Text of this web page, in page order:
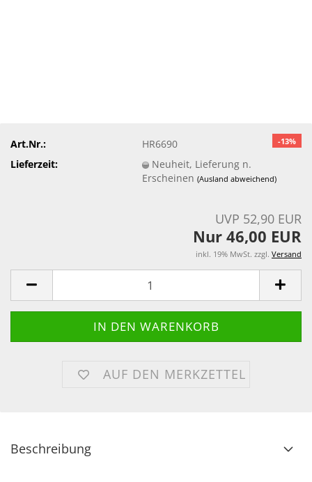
-13%
Art.Nr.:
HR6690
Lieferzeit:
Neuheit, Lieferung n.
Erscheinen(Ausland abweichend)
UVP 52,90 EUR
Nur 46,00 EUR
inkl. 19% MwSt. zzgl. Versand
AUF DEN MERKZETTEL
Beschreibung